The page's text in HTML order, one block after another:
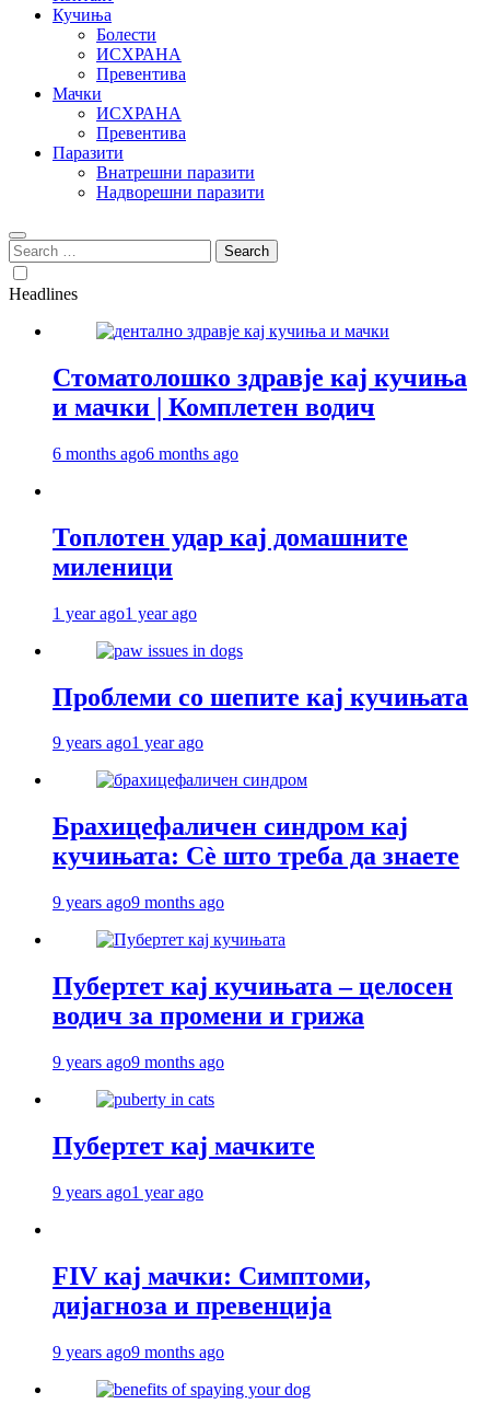
Кучиња
Болести
ИСХРАНА
Превентива
Мачки
ИСХРАНА
Превентива
Паразити
Внатрешни паразити
Надворешни паразити
Search
for:
Headlines
Стоматолошко здравје кај кучиња
и мачки | Комплетен водич
6 months ago6 months ago
Топлотен удар кај домашните
миленици
1 year ago1 year ago
Проблеми со шепите кај кучињата
9 years ago1 year ago
Брахицефаличен синдром кај
кучињата: Сè што треба да знаете
9 years ago9 months ago
Пубертет кај кучињата – целосен
водич за промени и грижа
9 years ago9 months ago
Пубертет кај мачките
9 years ago1 year ago
FIV кај мачки: Симптоми,
дијагноза и превенција
9 years ago9 months ago